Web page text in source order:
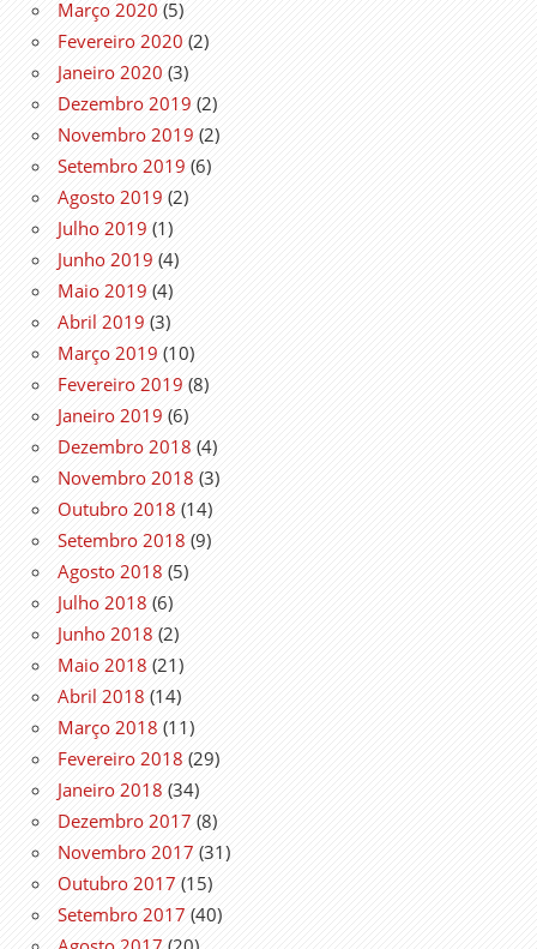
Março 2020 (5)
Fevereiro 2020 (2)
Janeiro 2020 (3)
Dezembro 2019 (2)
Novembro 2019 (2)
Setembro 2019 (6)
Agosto 2019 (2)
Julho 2019 (1)
Junho 2019 (4)
Maio 2019 (4)
Abril 2019 (3)
Março 2019 (10)
Fevereiro 2019 (8)
Janeiro 2019 (6)
Dezembro 2018 (4)
Novembro 2018 (3)
Outubro 2018 (14)
Setembro 2018 (9)
Agosto 2018 (5)
Julho 2018 (6)
Junho 2018 (2)
Maio 2018 (21)
Abril 2018 (14)
Março 2018 (11)
Fevereiro 2018 (29)
Janeiro 2018 (34)
Dezembro 2017 (8)
Novembro 2017 (31)
Outubro 2017 (15)
Setembro 2017 (40)